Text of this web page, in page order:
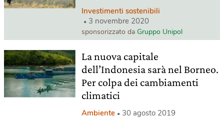
Investimenti sostenibili
3 novembre 2020
sponsorizzato da Gruppo Unipol
La nuova capitale
dell’Indonesia sarà nel Borneo.
Per colpa dei cambiamenti
climatici
Ambiente 30 agosto 2019